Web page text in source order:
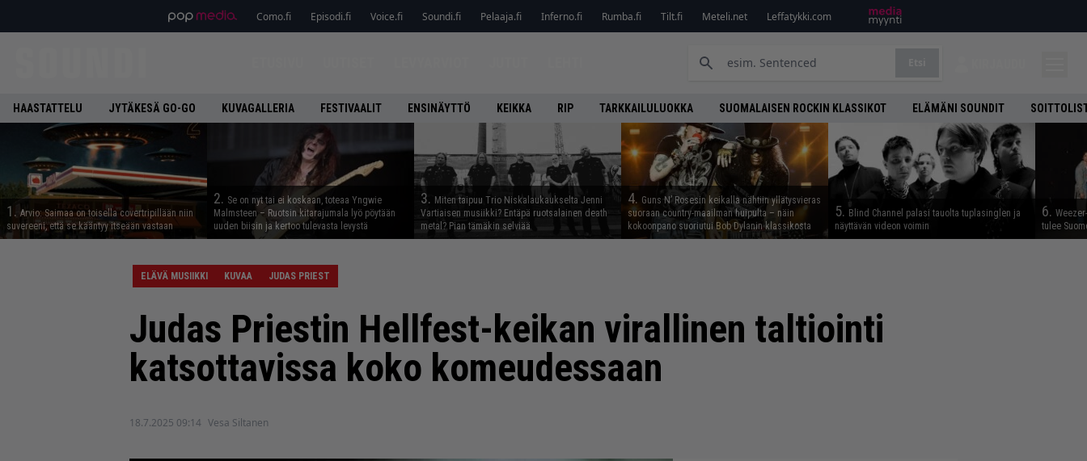
Como.fi Episodi.fi Voice.fi Soundi.fi Pelaaja.fi Inferno.fi Rumba.fi Tilt.fi Meteli.net Leffatykki.com
HAASTATTELU JYTÄKESÄ GO-GO KUVAGALLERIA FESTIVAALIT ENSINÄYTTÖ KEIKKA RIP TARKKAILULUOKKA SUOMALAISEN ROCKIN KLASSIKOT ELÄMÄNI SOUNDIT
1. Arvio: Saimaa on toisella covertripillään niin
suvereeni, että se kääntyy itseään vastaan
2. Se on nyt tai ei koskaan, toteaa Yngwie
Malmsteen – Ruotsin kitarajumala lyö pöytään
uuden biisin ja kertoo tulevasta levystä
3. Miten taipuu Trio Niskalaukaukselta Jenni
Vartiaisen musiikki? Entäpä ruotsalainen death
metal? Pian tämäkin selviää
4. Guns N’ Rosesin keikalla nähtiin yllätysvieras
suoraan country-maailman huipulta – näin
kokoonpano suoriutui Bob Dylanin klassikosta
5. Blind Channel palasi tauolta tuplasinglen ja
näyttävän videon voimin
6.
tulee
ELÄVÄ MUSIIKKI KUVAA JUDAS PRIEST
Judas Priestin Hellfest-keikan virallinen taltiointi
katsottavissa koko komeudessaan
18.7.2025 09:14 Vesa Siltanen